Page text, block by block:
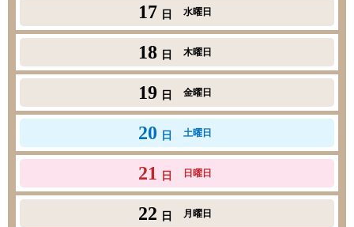
17 日 水曜日
18 日 木曜日
19 日 金曜日
20 日 土曜日
21 日 日曜日
22 日 月曜日